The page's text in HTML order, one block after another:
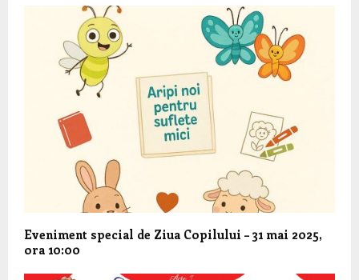
Eveniment special de Ziua Copilului – 31 mai 2025,
ora 10:00